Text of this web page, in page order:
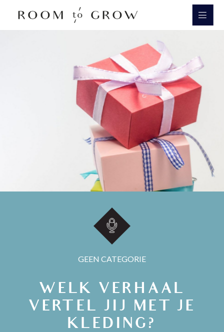
GEEN CATEGORIE
WELK VERHAAL
VERTEL JIJ MET JE
KLEDING?